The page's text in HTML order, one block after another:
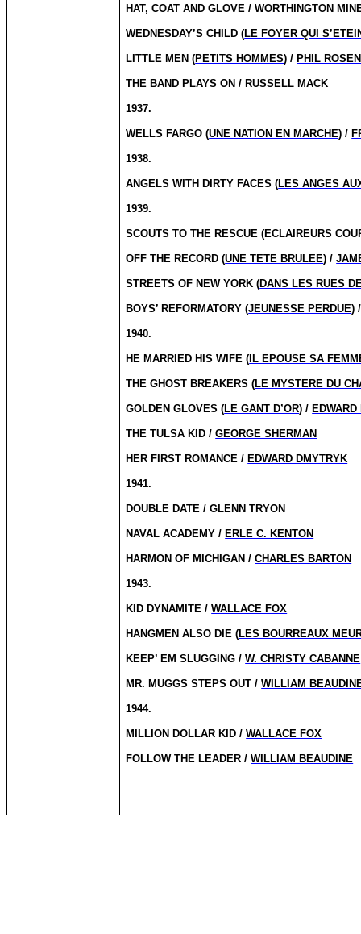
HAT, COAT AND GLOVE / WORTHINGTON
WEDNESDAY’S CHILD (LE FOYER QUI
LITTLE MEN (PETITS HOMMES) / PHIL ROSEN
THE BAND PLAYS ON / RUSSELL MACK
1937.
WELLS FARGO (UNE NATION EN MARCHE) /
1938.
ANGELS WITH DIRTY FACES (LES ANGES
1939.
SCOUTS TO THE RESCUE (ECLAIREURS
OFF THE RECORD (UNE TETE BRULEE) /
STREETS OF NEW YORK (DANS LES RUES
BOYS’ REFORMATORY (JEUNESSE PERDUE)
1940.
HE MARRIED HIS WIFE ( IL EPOUSE SA
THE GHOST BREAKERS (LE MYSTERE DU
GOLDEN GLOVES (LE GANT D’OR) /
THE TULSA KID /GEORGE SHERMAN
HER FIRST ROMANCE / EDWARD DMYTRYK
1941.
DOUBLE DATE / GLENN TRYON
NAVAL ACADEMY / ERLE C. KENTON
HARMON OF MICHIGAN /CHARLES BARTON
1943.
KID DYNAMITE /WALLACE FOX
HANGMEN ALSO DIE (LES BOURREAUX
KEEP’ EM SLUGGING /W. CHRISTY CABANNE
MR. MUGGS STEPS OUT /WILLIAM
1944.
MILLION DOLLAR KID /WALLACE FOX
FOLLOW THE LEADER /WILLIAM BEAUDINE